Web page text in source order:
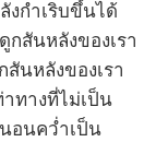
งกำเริบขึ้นได้
กสันหลังของเรา
สันหลังของเรา
ทางที่ไม่เป็น
อนคว่ำเป็น